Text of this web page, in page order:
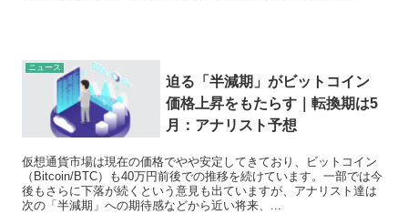
ニュース
迫る「半減期」がビットコイン
価格上昇をもたらす｜転換期は5
月：アナリスト予想
仮想通貨市場は現在の価格でやや安定してきており、ビットコイン
（Bitcoin/BTC）も40万円前後での推移を続けています。一部では今
後もさらに下落が続くという意見も出ていますが、アナリスト達は
次の「半減期」への期待感などから近い将来、...